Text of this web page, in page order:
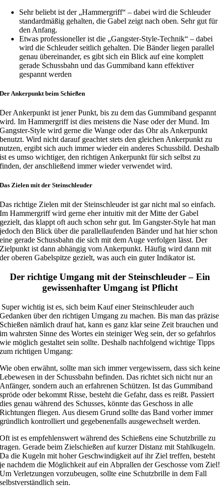
Sehr beliebt ist der „Hammergriff“ – dabei wird die Schleuder
standardmäßig gehalten, die Gabel zeigt nach oben. Sehr gut für
den Anfang.
Etwas professioneller ist die „Gangster-Style-Technik“ – dabei
wird die Schleuder seitlich gehalten. Die Bänder liegen parallel
genau übereinander, es gibt sich ein Blick auf eine komplett
gerade Schussbahn und das Gummiband kann effektiver
gespannt werden
Der Ankerpunkt beim Schießen
Der Ankerpunkt ist jener Punkt, bis zu dem das Gummiband gespannt
wird. Im Hammergriff ist dies meistens die Nase oder der Mund. Im
Gangster-Style wird gerne die Wange oder das Ohr als Ankerpunkt
benutzt. Wird nicht darauf geachtet stets den gleichen Ankerpunkt zu
nutzen, ergibt sich auch immer wieder ein anderes Schussbild. Deshalb
ist es umso wichtiger, den richtigen Ankerpunkt für sich selbst zu
finden, der anschließend immer wieder verwendet wird.
Das Zielen mit der Steinschleuder
Das richtige Zielen mit der Steinschleuder ist gar nicht mal so einfach.
Im Hammergriff wird gerne eher intuitiv mit der Mitte der Gabel
gezielt, das klappt oft auch schon sehr gut. Im Gangster-Style hat man
jedoch den Blick über die parallellaufenden Bänder und hat hier schon
eine gerade Schussbahn die sich mit dem Auge verfolgen lässt. Der
Zielpunkt ist dann abhängig vom Ankerpunkt. Häufig wird dann mit
der oberen Gabelspitze gezielt, was auch ein guter Indikator ist.
Der richtige Umgang mit der Steinschleuder – Ein
gewissenhafter Umgang ist Pflicht
Super wichtig ist es, sich beim Kauf einer Steinschleuder auch
Gedanken über den richtigen Umgang zu machen. Bis man das präzise
Schießen nämlich drauf hat, kann es ganz klar seine Zeit brauchen und
im wahrsten Sinne des Wortes ein steiniger Weg sein, der so gefahrlos
wie möglich gestaltet sein sollte. Deshalb nachfolgend wichtige Tipps
zum richtigen Umgang:
Wie oben erwähnt, sollte man sich immer vergewissern, dass sich keine
Lebewesen in der Schussbahn befinden. Das richtet sich nicht nur an
Anfänger, sondern auch an erfahrenen Schützen. Ist das Gummiband
spröde oder bekommt Risse, besteht die Gefahr, dass es reißt. Passiert
dies genau während des Schusses, könnte das Geschoss in alle
Richtungen fliegen. Aus diesem Grund sollte das Band vorher immer
gründlich kontrolliert und gegebenenfalls ausgewechselt werden.
Oft ist es empfehlenswert während des Schießens eine Schutzbrille zu
tragen. Gerade beim Zielschießen auf kurzer Distanz mit Stahlkugeln.
Da die Kugeln mit hoher Geschwindigkeit auf ihr Ziel treffen, besteht
je nachdem die Möglichkeit auf ein Abprallen der Geschosse vom Ziel!
Um Verletzungen vorzubeugen, sollte eine Schutzbrille in dem Fall
selbstverständlich sein.